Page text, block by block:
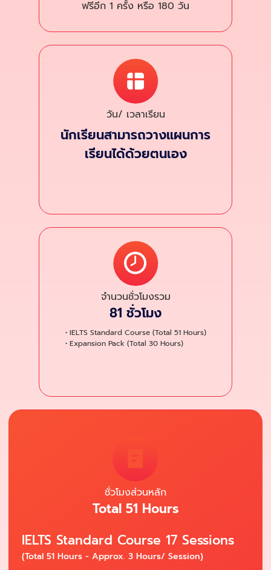
ฟรีอีก 1 ครั้ง หรือ 180 วัน
วัน/ เวลาเรียน
นักเรียนสามารถวางแผนการ
เรียนได้ด้วยตนเอง
จำนวนชั่วโมงรวม
81 ชั่วโมง
• IELTS Standard Course (Total 51 Hours)
• Expansion Pack (Total 30 Hours)
ชั่วโมงส่วนหลัก
Total 51 Hours
IELTS Standard Course 17 Sessions
(Total 51 Hours - Approx. 3 Hours/ Session)